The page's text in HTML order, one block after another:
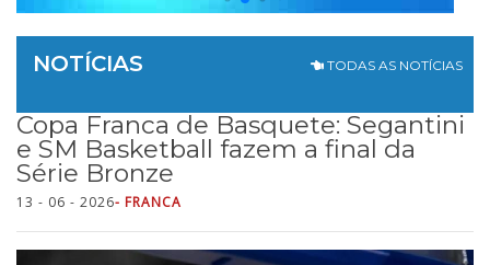
NOTÍCIAS TODAS AS NOTÍCIAS
Copa Franca de Basquete: Segantini
e SM Basketball fazem a final da
Série Bronze
13 - 06 - 2026- FRANCA